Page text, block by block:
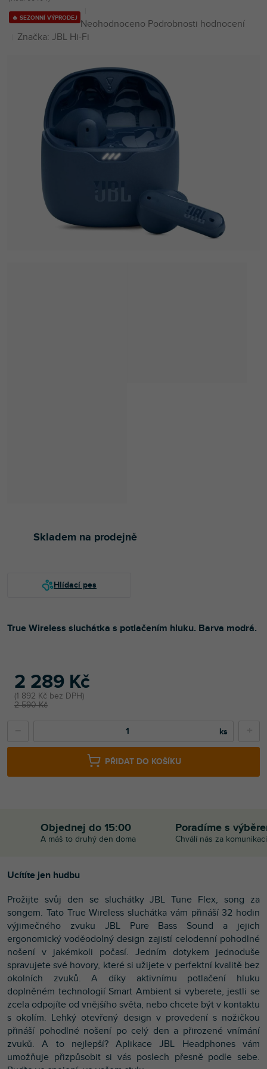
🔥 SEZONNÍ VÝPRODEJ Průměrné
hodnocení
0,0
z
hvězdiček.
Neohodnoceno Podrobnosti hodnocení
Značka: JBL Hi-Fi
2 590 Kč
2 289 Kč
1 892 Kč bez DPH
Skladem na prodejně
PŘIDAT DO KOŠÍKU
True Wireless sluchátka s potlačením hluku. Barva modrá.
Objednej do 15:00
A máš to druhý den doma
Poradíme s
Chválí nás za komunikaci
Ucítíte jen hudbu
Prožijte svůj den se sluchátky JBL Tune Flex, song za
songem. Tato True Wireless sluchátka vám přináší 32 hodin
výjimečného zvuku JBL Pure Bass Sound a jejich
ergonomický voděodolný design zajistí celodenní pohodlné
nošení v jakémkoli počasí. Jedním dotykem jednoduše
spravujete své hovory, které si užijete v perfektní kvalitě bez
okolních zvuků. A díky aktivnímu potlačení hluku
doplněném technologií Smart Ambient si vyberete, jestli se
zcela odpojíte od vnějšího světa, nebo chcete být v kontaktu
s okolím. Lehký otevřený design v provedení s nožičkou
přináší pohodlné nošení po celý den a přirozené vnímání
zvuků. A to nejlepší? Aplikace JBL Headphones vám
umožňuje přizpůsobit si vás poslech přesně podle sebe.